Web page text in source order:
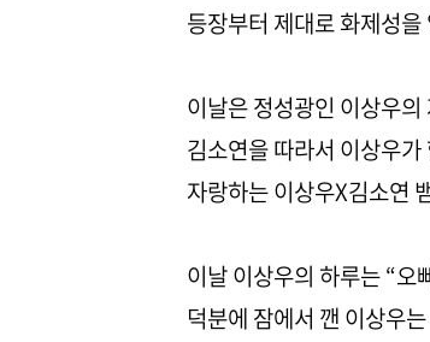
등장부터 제대로 화제성
이날은 정성광인 이상우
김소연을 따라서 이상우
자랑하는 이상우X김소연
이날 이상우의 하루는 “오
덕분에 잠에서 깬 이상우